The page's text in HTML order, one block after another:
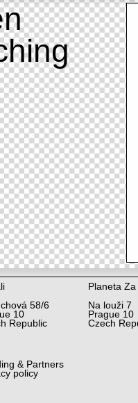
58/6
10
Republic
Planeta
Na louži 7
Prague 10
Czech
& Partners
policy